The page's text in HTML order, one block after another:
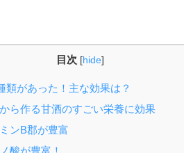
目次 [hide]
類があった！主な効果は？
ら作る甘酒のすごい栄養に効果
ンB郡が豊富
酸が豊富！